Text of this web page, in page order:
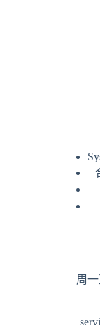
周